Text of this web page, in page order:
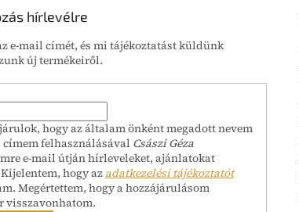
hírlevélre
e-mail címét, és mi tájékoztatást küldünk
új termékeiről.
hogy az általam önként megadott nevem
címem felhasználásával Császi Géza
e-mail útján hírleveleket, ajánlatokat
hogy azadatkezelési tájékoztatót
Megértettem, hogy a hozzájárulásom
visszavonhatom.